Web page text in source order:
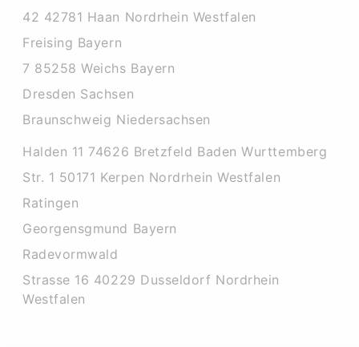
42 42781 Haan Nordrhein Westfalen
Freising Bayern
7 85258 Weichs Bayern
Dresden Sachsen
Braunschweig Niedersachsen
Halden 11 74626 Bretzfeld Baden Wurttemberg
Str. 1 50171 Kerpen Nordrhein Westfalen
Ratingen
Georgensgmund Bayern
Radevormwald
Strasse 16 40229 Dusseldorf Nordrhein
Westfalen